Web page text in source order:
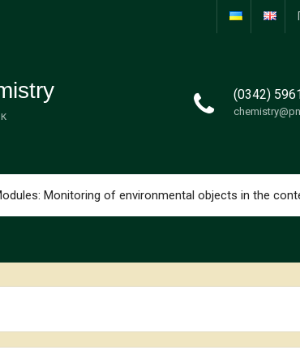
(0342)
Monitoring of environmental objects in the